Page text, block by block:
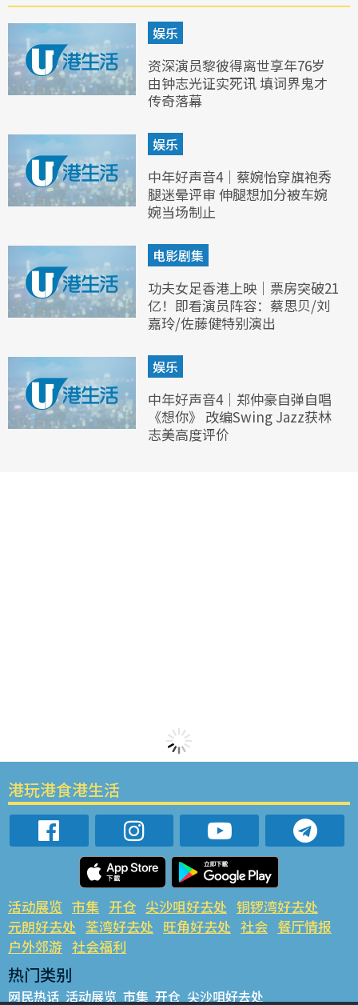
娱乐
资深演员黎彼得离世享年76岁
由钟志光证实死讯 填词界鬼才
传奇落幕
娱乐
中年好声音4｜蔡婉怡穿旗袍秀
腿迷晕评审 伸腿想加分被车婉
婉当场制止
电影剧集
功夫女足香港上映｜票房突破21
亿！即看演员阵容：蔡思贝/刘
嘉玲/佐藤健特别演出
娱乐
中年好声音4｜郑仲豪自弹自唱
《想你》 改编Swing Jazz获林
志美高度评价
港玩港食港生活
活动展览 市集 开仓 尖沙咀好去处 铜锣湾好去处
元朗好去处 荃湾好去处 旺角好去处 社会 餐厅情报
户外郊游 社会福利
热门类别
网民热话 活动展览 市集 开仓 尖沙咀好去处